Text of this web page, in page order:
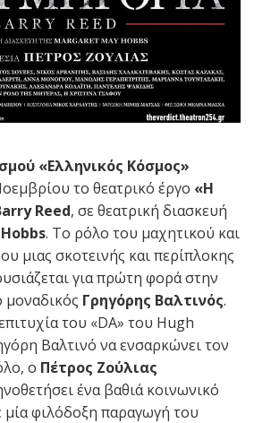
«Ελληνικός Κόσμος»
το θεατρικό έργο «Η
Reed, σε θεατρική διασκευή
Hobbs. Το ρόλο του μαχητικού και
μιας σκοτεινής και περίπλοκης
για πρώτη φορά στην
μοναδικός Γρηγόρης Βαλτινός.
του «DA» του Hugh
Βαλτινό να ενσαρκώνει τον
ο Πέτρος Ζούλιας
ένα βαθιά κοινωνικό
μία φιλόδοξη παραγωγή του